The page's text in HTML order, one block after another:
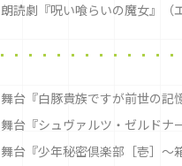
朗読劇『呪い喰らいの魔女』（
舞台『白豚貴族ですが前世の記
舞台『シュヴァルツ・ゼルドナ
舞台『少年秘密倶楽部［壱］〜